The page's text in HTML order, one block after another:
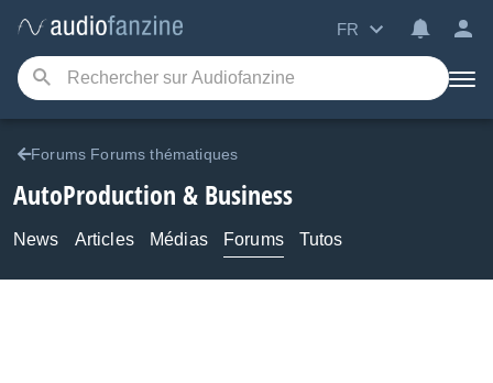
FR
Forums Forums thématiques
AutoProduction & Business
News Articles Médias Forums Tutos